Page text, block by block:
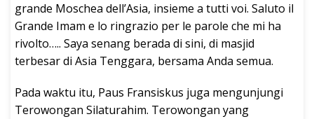
grande Moschea dell’Asia, insieme a tutti voi. Saluto il
Grande Imam e lo ringrazio per le parole che mi ha
rivolto….. Saya senang berada di sini, di masjid
terbesar di Asia Tenggara, bersama Anda semua.
Pada waktu itu, Paus Fransiskus juga mengunjungi
Terowongan Silaturahim. Terowongan yang